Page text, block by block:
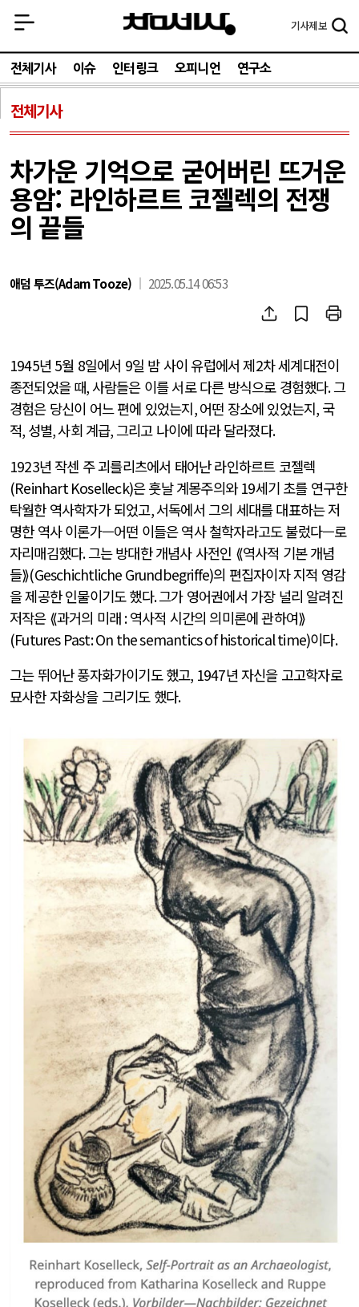
기사제보
전체기사 이슈 인터링크 오피니언 연구소
전체기사
차가운 기억으로 굳어버린 뜨거운
용암: 라인하르트 코젤렉의 전쟁
의 끝들
애덤 투즈(Adam Tooze) 2025.05.14 06:53
1945년 5월 8일에서 9일 밤 사이 유럽에서 제2차 세계대전이
종전되었을 때,사람들은 이를 서로 다른 방식으로 경험했다.그
경험은 당신이 어느 편에 있었는지,어떤 장소에 있었는지, 국
적, 성별,사회 계급,그리고 나이에 따라 달라졌다.
1923년 작센 주 괴를리츠에서 태어난 라인하르트 코젤렉
(Reinhart Koselleck)은 훗날 계몽주의와19세기 초를 연구한
탁월한 역사학자가 되었고,서독에서 그의 세대를 대표하는 저
명한 역사 이론가—어떤 이들은 역사 철학자라고도 불렀다—로
자리매김했다.그는 방대한 개념사 사전인 ⟪역사적 기본 개념
들⟫(Geschichtliche Grundbegriffe)의 편집자이자 지적 영감
을 제공한 인물이기도 했다.그가 영어권에서 가장 널리 알려진
저작은 ⟪과거의 미래 :역사적 시간의 의미론에 관하여⟫
(Futures Past: On the semantics of historical time)이다.
그는 뛰어난 풍자화가이기도 했고, 1947년 자신을 고고학자로
묘사한 자화상을 그리기도 했다.